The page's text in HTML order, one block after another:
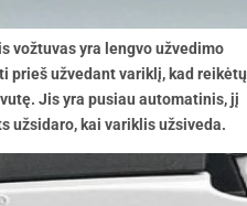
vožtuvas yra lengvo užvedimo
prieš užvedant variklį, kad reikėtų
Jis yra pusiau automatinis, jį
užsidaro, kai variklis užsiveda.